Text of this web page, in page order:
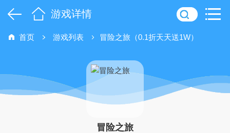
游戏详情
首页 游戏列表 冒险之旅（0.1折天天送1W）
冒险之旅